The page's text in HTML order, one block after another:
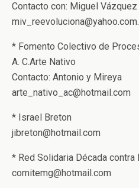
Contacto con: Miguel
* Fomento Colectivo de
A. C.Arte Nativo
Contacto: Antonio y Mireya
arte_nativo_ac@hotmail.com
* Israel Breton
jibreton@hotmail.com
* Red Solidaria Década contra
comitemg@hotmail.com